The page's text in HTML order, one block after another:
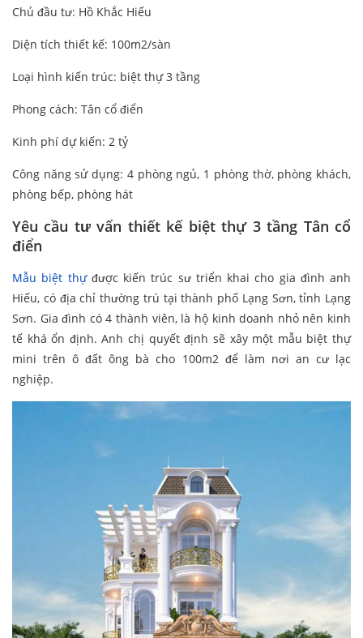
Chủ đầu tư: Hồ Khắc Hiếu
Diện tích thiết kế: 100m2/sàn
Loại hình kiến trúc: biệt thự 3 tầng
Phong cách: Tân cổ điển
Kinh phí dự kiến: 2 tỷ
Công năng sử dụng: 4 phòng ngủ, 1 phòng thờ, phòng khách,
phòng bếp, phòng hát
Yêu cầu tư vấn thiết kế biệt thự 3 tầng Tân cổ
điển
Mẫu biệt thựđược kiến trúc sư triển khai cho gia đình anh
Hiếu, có địa chỉ thường trú tại thành phố Lạng Sơn, tỉnh Lạng
Sơn. Gia đình có 4 thành viên, là hộ kinh doanh nhỏ nên kinh
tế khá ổn định. Anh chị quyết định sẽ xây một mẫu biệt thự
mini trên ô đất ông bà cho 100m2 để làm nơi an cư lạc
nghiệp.